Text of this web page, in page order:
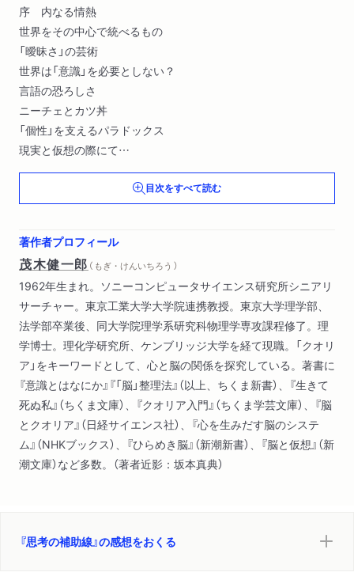
序 内なる情熱
世界をその中心で統べるもの
「曖昧さ」の芸術
世界は「意識」を必要としない？
言語の恐ろしさ
ニーチェとカツ丼
「個性」を支えるパラドックス
現実と仮想の際にて
「みんないい」という覚悟
目次をすべて読む
著作者プロフィール
茂木健一郎 （ もぎ・けんいちろう ）
1962年生まれ。ソニーコンピュータサイエンス研究所シニアリ
サーチャー。東京工業大学大学院連携教授。東京大学理学部、
法学部卒業後、同大学院理学系研究科物理学専攻課程修了。理
学博士。理化学研究所、ケンブリッジ大学を経て現職。「クオリ
ア」をキーワードとして、心と脳の関係を探究している。著書に
『意識とはなにか』『「脳」整理法』（以上、ちくま新書）、『生きて
死ぬ私』（ちくま文庫）、『クオリア入門』（ちくま学芸文庫）、『脳
とクオリア』（日経サイエンス社）、『心を生みだす脳のシステ
ム』（NHKブックス）、『ひらめき脳』（新潮新書）、『脳と仮想』（新
潮文庫）など多数。（著者近影：坂本真典）
『思考の補助線』の感想をおくる